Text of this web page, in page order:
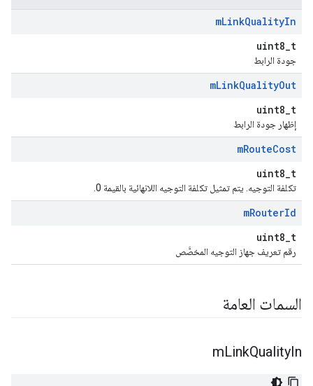
mLinkQualityIn
uint8_t
جودة الرابط
mLinkQualityOut
uint8_t
إظهار جودة الرابط
mRouteCost
uint8_t
تكلفة التوجيه. يتم تمثيل تكلفة التوجيه اللانهائية بالقيمة 0.
mRouterId
uint8_t
رقم تعريف جهاز التوجيه المخصَّص
السمات العامة
mLinkQualityIn